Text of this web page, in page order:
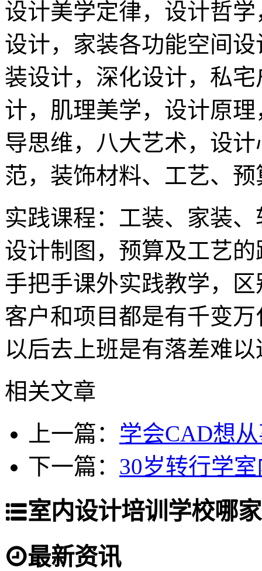
设计美学定律，设计哲
设计，家装各功能空间
装设计，深化设计，私
计，肌理美学，设计原
导思维，八大艺术，设
范，装饰材料、工艺、
实践课程：工装、家装
设计制图，预算及工艺
手把手课外实践教学，
客户和项目都是有千变
以后去上班是有落差难
相关文章
上一篇： 学会CAD想
下一篇： 30岁转行学
室内设计培训学校哪
最新资讯